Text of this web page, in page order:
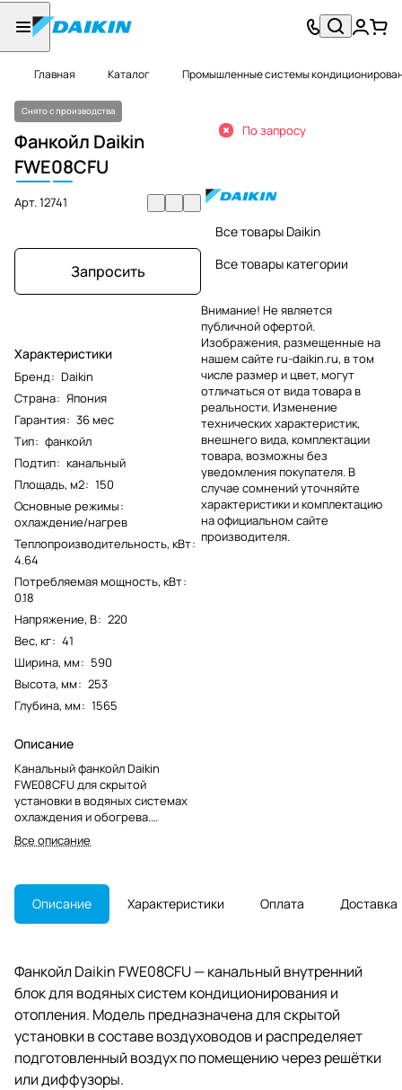
Главная Каталог Промышленные системы
Снято с производства
Фанкойл Daikin
FWE08CFU
Арт.12741
Запросить
Характеристики
Бренд: Daikin
Страна: Япония
Гарантия: 36 мес
Тип: фанкойл
Подтип: канальный
Площадь, м2: 150
Основные режимы:
охлаждение/нагрев
Теплопроизводительность, кВт:
4.64
Потребляемая мощность, кВт:
0.18
Напряжение, В: 220
Вес, кг: 41
Ширина, мм: 590
Высота, мм: 253
Глубина, мм: 1565
Описание
Канальный фанкойл Daikin
FWE08CFU для скрытой
установки в водяных системах
охлаждения и обогрева.
Подходит для распределения
воздуха через воздуховоды и
действующих объектах.
Все описание
По запросу
Все товары Daikin
Все товары категории
Внимание! Не является
публичной офертой.
Изображения, размещенные на
нашем сайте ru-daikin.ru, в том
числе размер и цвет, могут
отличаться от вида товара в
реальности. Изменение
технических характеристик,
внешнего вида, комплектации
товара, возможны без
уведомления покупателя. В
случае сомнений уточняйте
характеристики и комплектацию
на официальном сайте
производителя.
Описание Характеристики Оплата Доставка
Фанкойл Daikin FWE08CFU — канальный внутренний
блок для водяных систем кондиционирования и
отопления. Модель предназначена для скрытой
установки в составе воздуховодов и распределяет
подготовленный воздух по помещению через решётки
или диффузоры.